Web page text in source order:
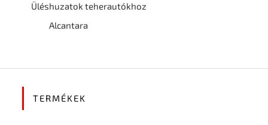
Üléshuzatok teherautókhoz
Alcantara
TERMÉKEK